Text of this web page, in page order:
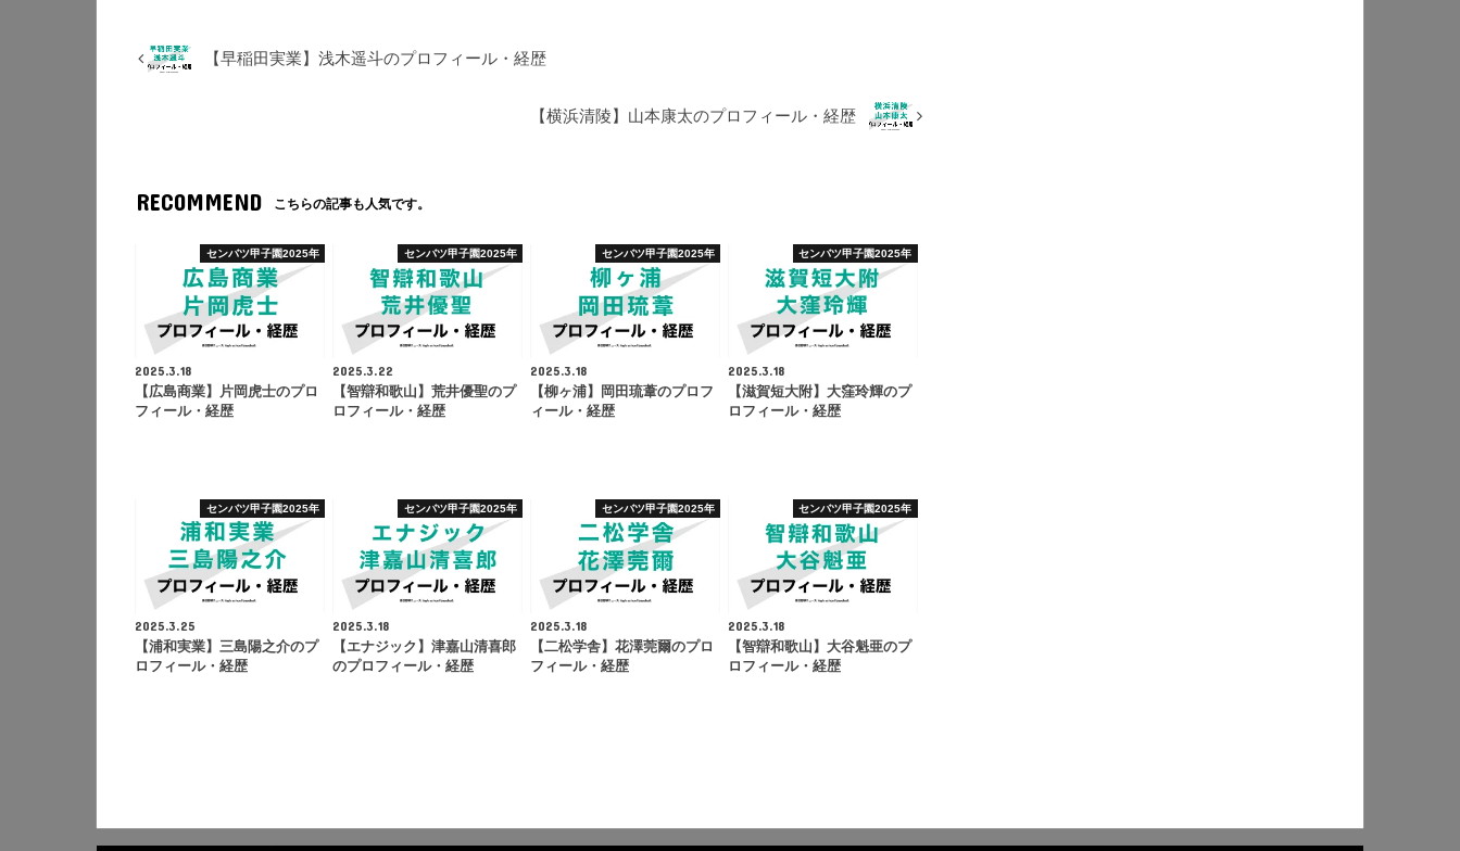
【早稲田実業】浅木遥斗のプロフィール・経歴
【横浜清陵】山本康太のプロフィール・経歴
RECOMMEND こちらの記事も人気です。
センバツ甲子園2025年
2025.3.18
【広島商業】片岡虎士のプロ
フィール・経歴
センバツ甲子園2025年
2025.3.22
【智辯和歌山】荒井優聖のプ
ロフィール・経歴
センバツ甲子園2025年
2025.3.18
【柳ヶ浦】岡田琉葦のプロフ
ィール・経歴
センバツ甲子園2025年
2025.3.18
【滋賀短大附】大窪玲輝のプ
ロフィール・経歴
センバツ甲子園2025年
2025.3.25
【浦和実業】三島陽之介のプ
ロフィール・経歴
センバツ甲子園2025年
2025.3.18
【エナジック】津嘉山清喜郎
のプロフィール・経歴
センバツ甲子園2025年
2025.3.18
【二松学舎】花澤莞爾のプロ
フィール・経歴
センバツ甲子園2025年
2025.3.18
【智辯和歌山】大谷魁亜のプ
ロフィール・経歴